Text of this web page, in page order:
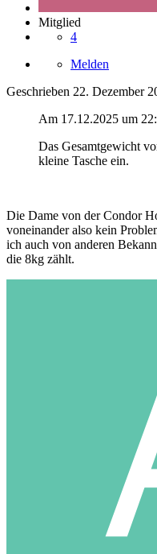
Mitglied
4
Melden
Geschrieben 22. Dezember
Am 17.12.2025 um
Das Gesamtgewicht
kleine Tasche ein.
Die Dame von der Condor
voneinander also kein
ich auch von anderen
die 8kg zählt.